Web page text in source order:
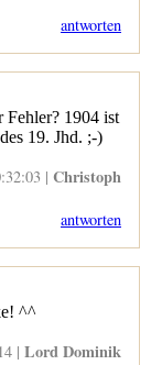
antworten
Fehler? 1904 ist
19. Jhd. ;-)
| Christoph
antworten
^^
| Lord Dominik